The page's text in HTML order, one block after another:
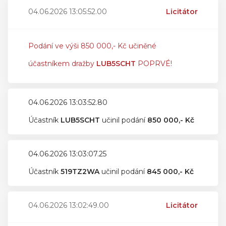
04.06.2026 13:05:52.00 Licitátor
Podání ve výši 850 000,- Kč učiněné
účastníkem dražby LUB5SCHT POPRVÉ!
04.06.2026 13:03:52.80
Účastník LUB5SCHT učinil podání 850 000,- Kč
04.06.2026 13:03:07.25
Účastník 519TZ2WAučinil podání 845 000,- Kč
04.06.2026 13:02:49.00 Licitátor